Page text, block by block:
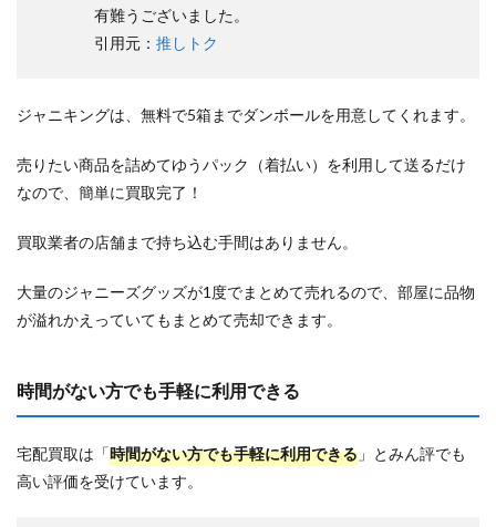
有難うございました。
引用元： 推しトク
ジャニキングは、無料で5箱までダンボールを用意してくれます。
売りたい商品を詰めてゆうパック（着払い）を利用して送るだけ
なので、簡単に買取完了！
買取業者の店舗まで持ち込む手間はありません。
大量のジャニーズグッズが1度でまとめて売れるので、部屋に品物
が溢れかえっていてもまとめて売却できます。
時間がない方でも手軽に利用できる
宅配買取は「時間がない方でも手軽に利用できる 」とみん評でも
高い評価を受けています。